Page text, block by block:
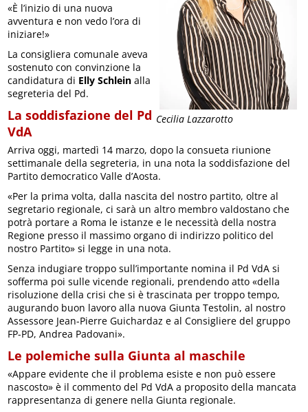
Cecilia Lazzarotto
«È l’inizio di una nuova
avventura e non vedo l’ora di
iniziare!»
La consigliera comunale aveva
sostenuto con convinzione la
candidatura di Elly Schlein alla
segreteria del Pd.
La soddisfazione del Pd
VdA
Arriva oggi, martedì 14 marzo, dopo la consueta riunione
settimanale della segreteria, in una nota la soddisfazione del
Partito democratico Valle d’Aosta.
«Per la prima volta, dalla nascita del nostro partito, oltre al
segretario regionale, ci sarà un altro membro valdostano che
potrà portare a Roma le istanze e le necessità della nostra
Regione presso il massimo organo di indirizzo politico del
nostro Partito» si legge in una nota.
Senza indugiare troppo sull’importante nomina il Pd VdA si
sofferma poi sulle vicende regionali, prendendo atto «della
risoluzione della crisi che si è trascinata per troppo tempo,
augurando buon lavoro alla nuova Giunta Testolin, al nostro
Assessore Jean-Pierre Guichardaz e al Consigliere del gruppo
FP-PD, Andrea Padovani».
Le polemiche sulla Giunta al maschile
«Appare evidente che il problema esiste e non può essere
nascosto» è il commento del Pd VdA a proposito della mancata
rappresentanza di genere nella Giunta regionale.